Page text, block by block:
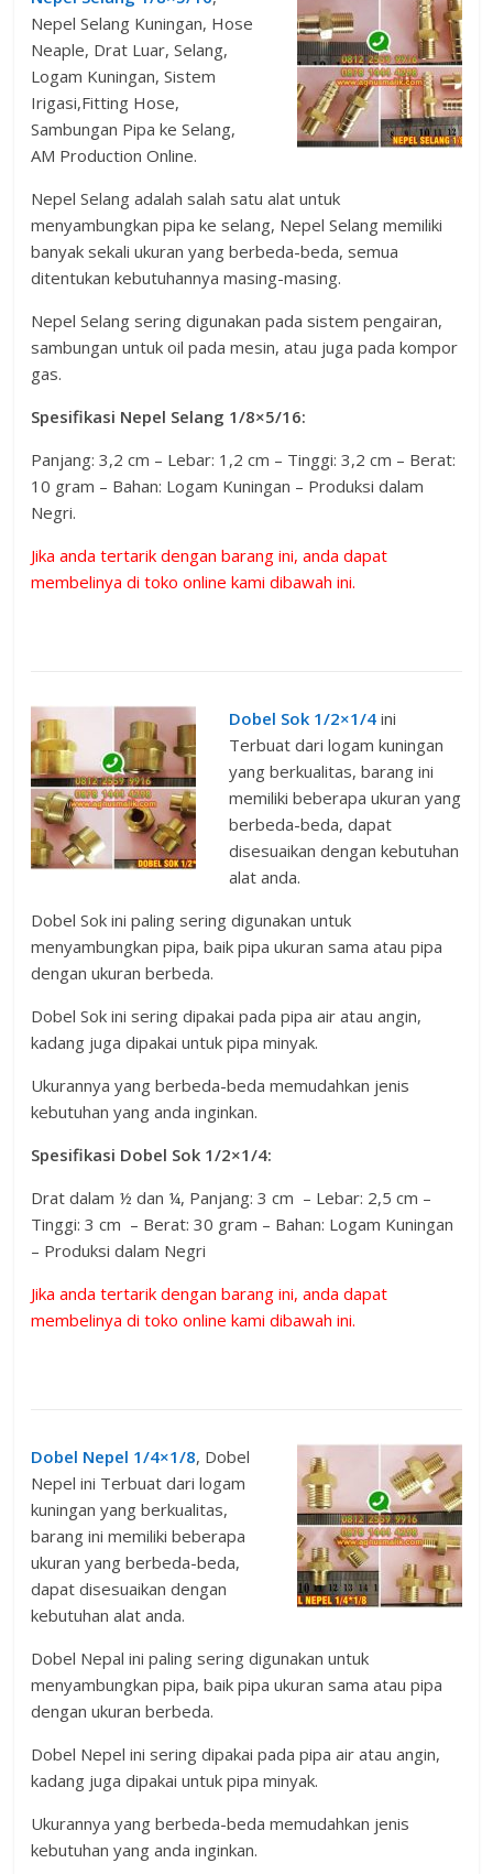
Nepel Selang Kuningan, Hose
Neaple, Drat Luar, Selang,
Logam Kuningan, Sistem
Irigasi,Fitting Hose,
Sambungan Pipa ke Selang,
AM Production Online.
Nepel Selang adalah salah satu alat untuk
menyambungkan pipa ke selang, Nepel Selang memiliki
banyak sekali ukuran yang berbeda-beda, semua
ditentukan kebutuhannya masing-masing.
Nepel Selang sering digunakan pada sistem pengairan,
sambungan untuk oil pada mesin, atau juga pada kompor
gas.
Spesifikasi Nepel Selang 1/8×5/16:
Panjang: 3,2 cm – Lebar: 1,2 cm – Tinggi: 3,2 cm – Berat:
10 gram – Bahan: Logam Kuningan – Produksi dalam
Negri.
Jika anda tertarik dengan barang ini, anda dapat
membelinya di toko online kami dibawah ini.
Dobel Sok 1/2×1/4 ini
Terbuat dari logam kuningan
yang berkualitas, barang ini
memiliki beberapa ukuran yang
berbeda-beda, dapat
disesuaikan dengan kebutuhan
alat anda.
Dobel Sok ini paling sering digunakan untuk
menyambungkan pipa, baik pipa ukuran sama atau pipa
dengan ukuran berbeda.
Dobel Sok ini sering dipakai pada pipa air atau angin,
kadang juga dipakai untuk pipa minyak.
Ukurannya yang berbeda-beda memudahkan jenis
kebutuhan yang anda inginkan.
Spesifikasi Dobel Sok 1/2×1/4:
Drat dalam ½ dan ¼, Panjang: 3 cm – Lebar: 2,5 cm –
Tinggi: 3 cm – Berat: 30 gram – Bahan: Logam Kuningan
– Produksi dalam Negri
Jika anda tertarik dengan barang ini, anda dapat
membelinya di toko online kami dibawah ini.
Dobel Nepel 1/4×1/8, Dobel
Nepel ini Terbuat dari logam
kuningan yang berkualitas,
barang ini memiliki beberapa
ukuran yang berbeda-beda,
dapat disesuaikan dengan
kebutuhan alat anda.
Dobel Nepal ini paling sering digunakan untuk
menyambungkan pipa, baik pipa ukuran sama atau pipa
dengan ukuran berbeda.
Dobel Nepel ini sering dipakai pada pipa air atau angin,
kadang juga dipakai untuk pipa minyak.
Ukurannya yang berbeda-beda memudahkan jenis
kebutuhan yang anda inginkan.